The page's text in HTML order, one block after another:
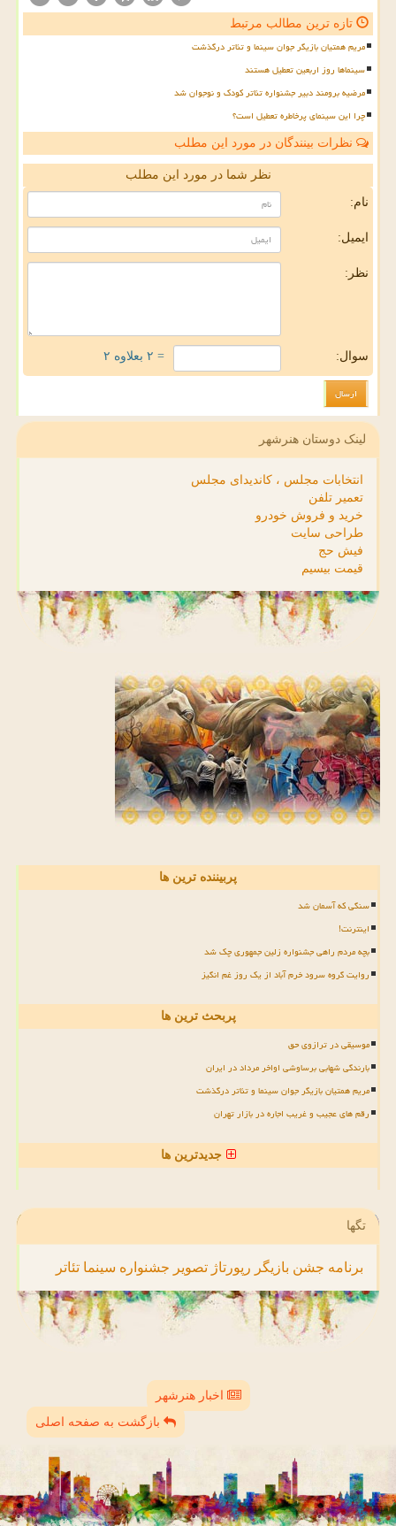
تازه ترین مطالب مرتبط
مریم همتیان بازیگر جوان سینما و تئاتر درگذشت
سینماها روز اربعین تعطیل هستند
مرضیه برومند دبیر جشنواره تئاتر کودک و نوجوان شد
چرا این سینمای پرخاطره تعطیل است؟
نظرات بینندگان در مورد این مطلب
نظر شما در مورد این مطلب
نام:
ایمیل:
نظر:
سوال: = ۲ بعلاوه ۲
لینک دوستان هنرشهر
انتخابات مجلس ، کاندیدای مجلس
تعمیر تلفن
خرید و فروش خودرو
طراحی سایت
فیش حج
قیمت بیسیم
پربیننده ترین ها
سنگی که آسمان شد
اینترنت!
بچه مردم راهی جشنواره زلین جمهوری چک شد
روایت گروه سرود خرم آباد از یک روز غم انگیز
پربحث ترین ها
موسیقی در ترازوی حق
بارندگی شهابی برساوشی اواخر مرداد در ایران
مریم همتیان بازیگر جوان سینما و تئاتر درگذشت
رقم های عجیب و غریب اجاره در بازار تهران
جدیدترین ها
تگها
برنامه جشن بازیگر رپورتاژ تصویر جشنواره سینما تئاتر
اخبار هنرشهر
بازگشت به صفحه اصلی